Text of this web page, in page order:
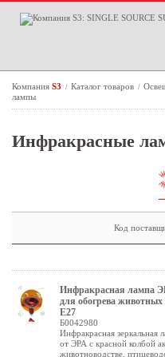
Компания S3 / Каталог товаров /
лампы
Инфракрасные
Код
Инфракрасная лампа
для обогрева
Е27
Б0042980
Инфракрасная
от ЭРА с красной колбой
животноводстве,